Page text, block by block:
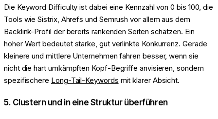
Die Keyword Difficulty ist dabei eine Kennzahl von 0 bis 100, die
Tools wie Sistrix, Ahrefs und Semrush vor allem aus dem
Backlink-Profil der bereits rankenden Seiten schätzen. Ein
hoher Wert bedeutet starke, gut verlinkte Konkurrenz. Gerade
kleinere und mittlere Unternehmen fahren besser, wenn sie
nicht die hart umkämpften Kopf-Begriffe anvisieren, sondern
spezifischere Long-Tail-Keywords mit klarer Absicht.
5. Clustern und in eine Struktur überführen